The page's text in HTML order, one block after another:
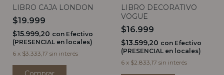
LIBRO CAJA LONDON
$19.999
$15.999,20 con Efectivo
(PRESENCIAL en locales)
6 x $3.333,17 sin interés
LIBRO DECORATIVO
VOGUE
$16.999
$13.599,20 con Efectivo
(PRESENCIAL en locales)
6 x $2.833,17 sin interés